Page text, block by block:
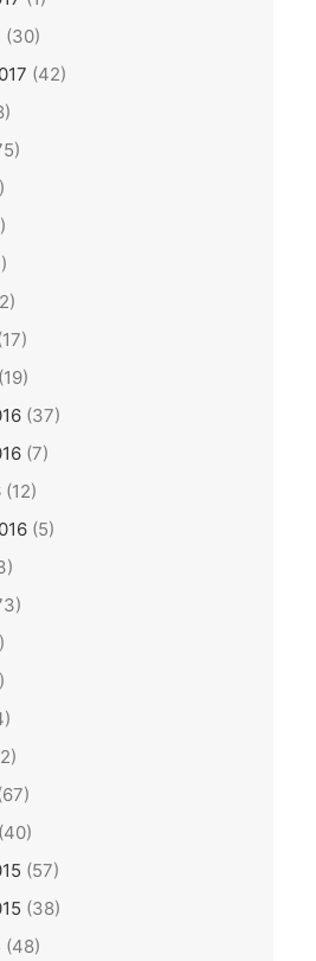
(30)
(42)
(19)
(37)
(7)
(12)
(5)
(40)
(57)
(38)
(48)